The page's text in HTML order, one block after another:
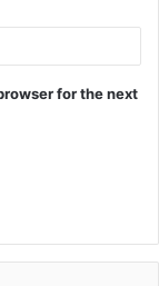
for the next